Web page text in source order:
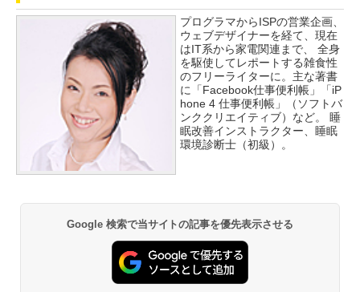
プログラマからISPの営業企画、
ウェブデザイナーを経て、現在
はIT系から家電関連まで、 全身
を駆使してレポートする雑食性
のフリーライターに。主な著書
に「Facebook仕事便利帳」「iP
hone 4 仕事便利帳」（ソフトバ
ンククリエイティブ）など。 睡
眠改善インストラクター、睡眠
環境診断士（初級）。
Google 検索で当サイトの記事を優先表示させる